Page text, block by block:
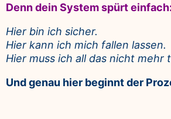
Denn dein System spürt einfach:
Hier bin ich sicher.
Hier kann ich mich fallen lassen.
Hier muss ich all das nicht mehr
Und genau hier beginnt der